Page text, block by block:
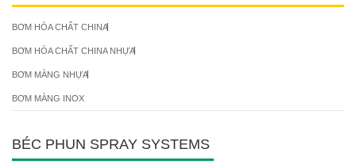
BƠM HÓA CHẤT CHINA
BƠM HÓA CHẤT CHINA NHỰA
BƠM MÀNG NHỰA
BƠM MÀNG INOX
BÉC PHUN SPRAY SYSTEMS